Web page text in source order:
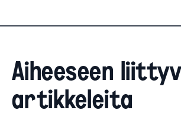
Aiheeseen
artikkeleita